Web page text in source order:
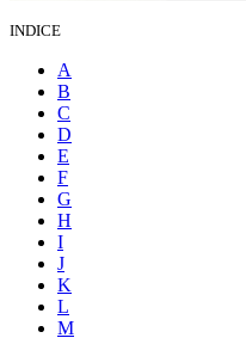
INDICE
A
B
C
D
E
F
G
H
I
J
K
L
M